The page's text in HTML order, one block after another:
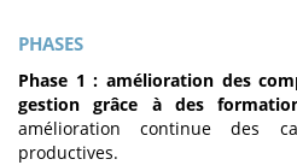
PHASES
Phase 1 : amélioration des
gestion grâce à des
amélioration continue des
productives.